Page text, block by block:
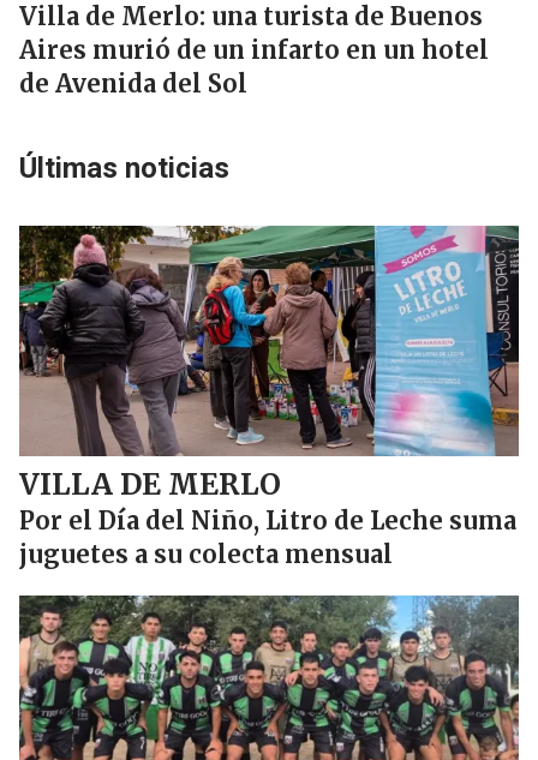
Villa de Merlo: una turista de Buenos
Aires murió de un infarto en un hotel
de Avenida del Sol
Últimas noticias
VILLA DE MERLO
Por el Día del Niño, Litro de Leche suma
juguetes a su colecta mensual